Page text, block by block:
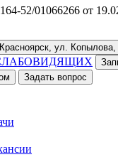
52/01066266 от
Красноярск, ул.
Задать вопрос